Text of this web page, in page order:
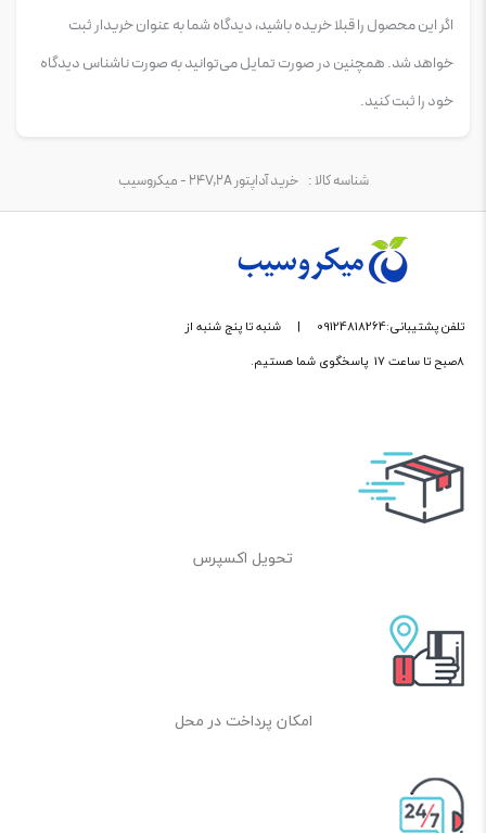
اگر این محصول را قبلا خریده باشید، دیدگاه شما به عنوان خریدار ثبت
خواهد شد. همچنین در صورت تمایل می‌توانید به صورت ناشناس دیدگاه
خود را ثبت کنید.
شناسه کالا : خرید آداپتور 24V,2A - میکروسیب
تلفن پشتیبانی:09124818264 |
شنبه تا پنج شنبه از
8صبح تا ساعت 17 پاسخگوی شما هستیم.
تحویل اکسپرس
امکان پرداخت در محل